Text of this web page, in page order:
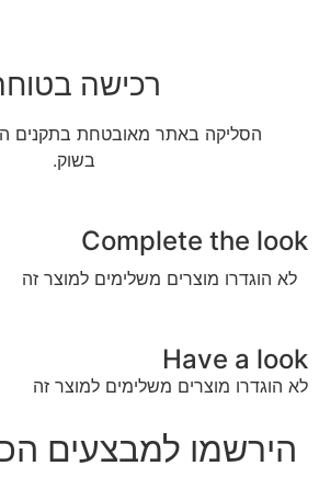
רכישה
הסליקה באתר מאובטחת בתקנים
בשוק.
Complete the look
לא הוגדרו מוצרים משלימים למוצר זה
Have a look
לא הוגדרו מוצרים משלימים למוצר זה
הירשמו למבצעים